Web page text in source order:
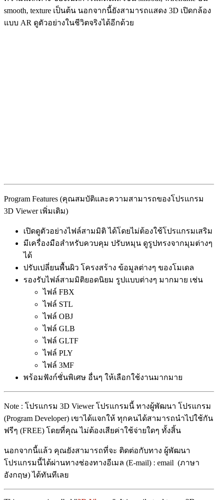
smooth, texture เป็นต้น นอกจากนี้ยังสามารถแสดง 3D เปิดกล้อง
แบบ AR ดูตัวอย่างในชีวิตจริงได้อีกด้วย
Program Features (คุณสมบัติและความสามารถของโปรแกรม
3D Viewer เพิ่มเติม)
เปิดดูตัวอย่างไฟล์สามมิติ ได้โดยไม่ต้องใช้โปรแกรมเสริม
มีเครื่องมือสำหรับควบคุม ปรับหมุน ดูรูปทรงจากมุมต่างๆ
ได้
ปรับเปลี่ยนพื้นผิว โครงสร้าง ข้อมูลต่างๆ ของโมเดล
รองรับไฟล์สามมิติยอดนิยม รูปแบบต่างๆ มากมาย เช่น
ไฟล์ FBX
ไฟล์ STL
ไฟล์ OBJ
ไฟล์ GLB
ไฟล์ GLTF
ไฟล์ PLY
ไฟล์ 3MF
พร้อมฟังก์ชั่นพิเศษ อื่นๆ ให้เลือกใช้งานมากมาย
Note : โปรแกรม 3D Viewer โปรแกรมนี้ ทางผู้พัฒนา โปรแกรม
(Program Developer) เขาได้แจกให้ ทุกคนได้สามารถนำไปใช้กัน
ฟรีๆ (FREE) โดยที่คุณ ไม่ต้องเสียค่าใช้จ่ายใดๆ ทั้งสิ้น
นอกจากนี้แล้ว คุณยังสามารถที่จะ ติดต่อกับทาง ผู้พัฒนา
โปรแกรมนี้ได้ผ่านทางช่องทางอีเมล (E-mail) : email (ภาษา
อังกฤษ) ได้ทันทีเลย